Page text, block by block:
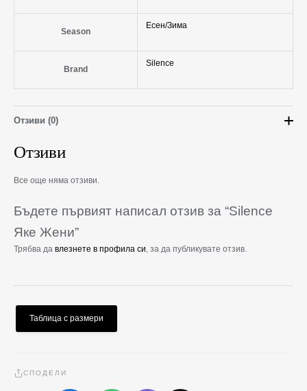
Season
Есен/Зима
Brand
Silence
Отзиви (0)
Отзиви
Все още няма отзиви.
Бъдете първият написал отзив за “Silence
Яке Жени”
Трябва да влезнете в профила си, за да публикувате отзив.
Таблица с размери
СПОДЕЛИ